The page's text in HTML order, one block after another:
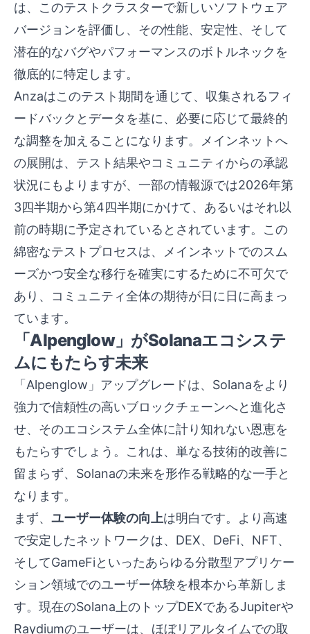
は、このテストクラスターで新しいソフトウェア
バージョンを評価し、その性能、安定性、そして
潜在的なバグやパフォーマンスのボトルネックを
徹底的に特定します。
Anzaはこのテスト期間を通じて、収集されるフィ
ードバックとデータを基に、必要に応じて最終的
な調整を加えることになります。メインネットへ
の展開は、テスト結果やコミュニティからの承認
状況にもよりますが、一部の情報源では2026年第
3四半期から第4四半期にかけて、あるいはそれ以
前の時期に予定されているとされています。この
綿密なテストプロセスは、メインネットでのスム
ーズかつ安全な移行を確実にするために不可欠で
あり、コミュニティ全体の期待が日に日に高まっ
ています。
「Alpenglow」がSolanaエコシステ
ムにもたらす未来
「Alpenglow」アップグレードは、Solanaをより
強力で信頼性の高いブロックチェーンへと進化さ
せ、そのエコシステム全体に計り知れない恩恵を
もたらすでしょう。これは、単なる技術的改善に
留まらず、Solanaの未来を形作る戦略的な一手と
なります。
まず、 ユーザー体験の向上は明白です。より高速
で安定したネットワークは、DEX、DeFi、NFT、
そしてGameFiといったあらゆる分散型アプリケー
ション領域でのユーザー体験を根本から革新しま
す。現在のSolana上のトップDEXであるJupiterや
Raydiumのユーザーは、ほぼリアルタイムでの取